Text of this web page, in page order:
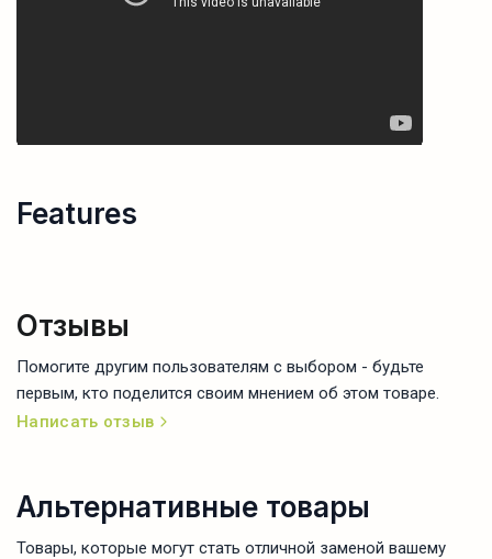
Features
Отзывы
Помогите другим пользователям с выбором - будьте
первым, кто поделится своим мнением об этом товаре.
Написать отзыв
Альтернативные товары
Товары, которые могут стать отличной заменой вашему